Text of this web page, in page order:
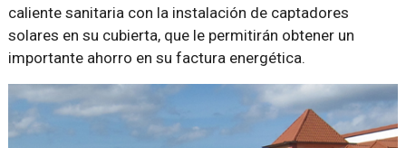
caliente sanitaria con la instalación de captadores
solares en su cubierta, que le permitirán obtener un
importante ahorro en su factura energética.